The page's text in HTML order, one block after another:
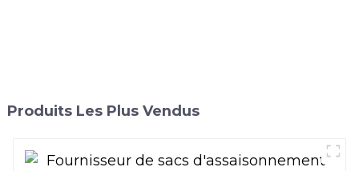
Produits Les Plus Vendus